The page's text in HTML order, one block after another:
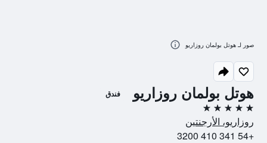
هوتل بولمان روزاريو فندق
5 نجوم
روزاريو، الأرجنتين
+54 341 410 3200
صور لـ هوتل بولمان روزاريو